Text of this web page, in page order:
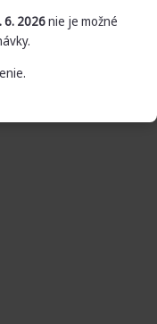
6. 2026nie je možné